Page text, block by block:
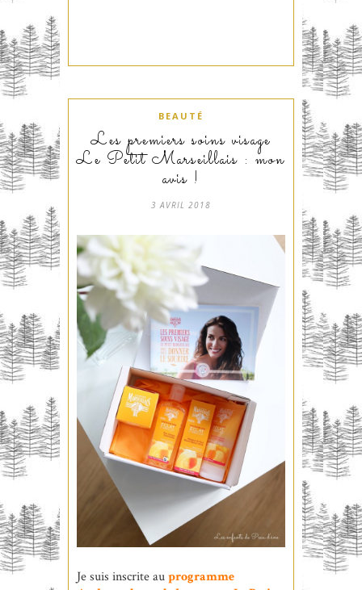
BEAUTÉ
Les premiers soins visage
Le Petit Marseillais : mon
avis !
3 AVRIL 2018
Je suis inscrite auprogramme